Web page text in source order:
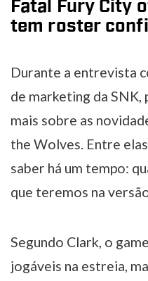
Fatal Fury City
tem roster
Durante a entrevista
de marketing da SNK,
mais sobre as
the Wolves. Entre
saber há um tempo:
que teremos na
Segundo Clark, o
jogáveis na estreia,